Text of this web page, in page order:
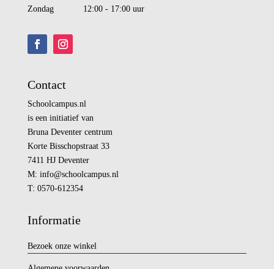
Zondag 12:00 - 17:00 uur
Contact
Schoolcampus.nl
is een initiatief van
Bruna Deventer centrum
Korte Bisschopstraat 33
7411 HJ Deventer
M: info@schoolcampus.nl
T: 0570-612354
Informatie
Bezoek onze winkel